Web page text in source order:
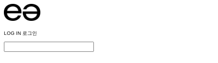
LOG IN 로그인